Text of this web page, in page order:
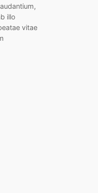
illo
vitae